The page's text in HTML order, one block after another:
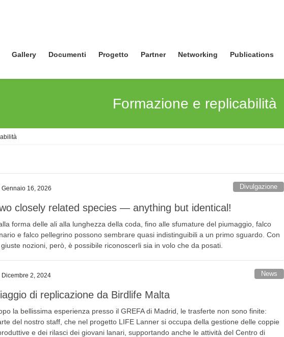
Gallery Documenti Progetto Partner Networking Publications
Formazione e replicabilità
Gennaio 16, 2026 Divulgazione
closely related species — anything but identical!
forma delle ali alla lunghezza della coda, fino alle sfumature del piumaggio, falco
e falco pellegrino possono sembrare quasi indistinguibili a un primo sguardo. Con
giuste nozioni, però, è possibile riconoscerli sia in volo che da posati.
Dicembre 2, 2024 News
di replicazione da Birdlife Malta
la bellissima esperienza presso il GREFA di Madrid, le trasferte non sono finite:
del nostro staff, che nel progetto LIFE Lanner si occupa della gestione delle coppie
e dei rilasci dei giovani lanari, supportando anche le attività del Centro di